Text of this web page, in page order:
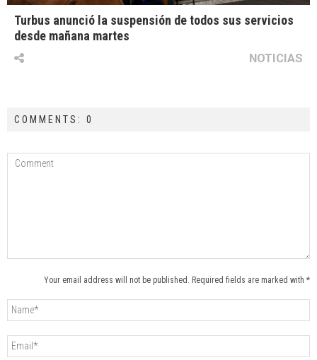
Turbus anunció la suspensión de todos sus servicios
desde mañana martes
NOTICIAS
COMMENTS: 0
Your email address will not be published. Required fields are marked with *